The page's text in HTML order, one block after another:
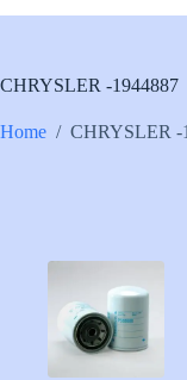
CHRYSLER -1944887
Home / CHRYSLER -